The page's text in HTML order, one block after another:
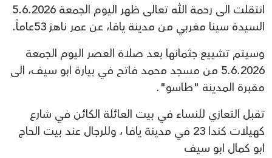
انتقلت الى رحمة الله تعالى ظهر اليوم الجمعة 5.6.2026
السيدة سينا مغربي من مدينة يافا، عن عمر ناهز 53عاماً.
وسيتم تشييع جثمانها بعد صلاة العصر اليوم الجمعة
5.6.2026 من مسجد محمد فاتح في بيارة ابو سيف، الى
مقبرة المدينة "طاسو".
تقبل التعازي للنساء في بيت العائلة الكائن في شارع
كهيلات كندا 23 في مدينة يافا ، وللرجال عند بيت الحاج
ابو كمال ابو سيف